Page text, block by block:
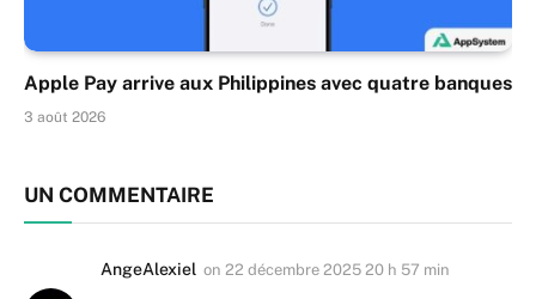
Apple Pay arrive aux Philippines avec quatre banques
3 août 2026
UN COMMENTAIRE
AngeAlexiel on 22 décembre 2025 20 h 57 min